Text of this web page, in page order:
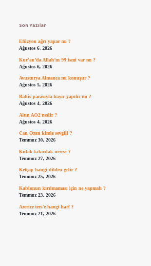
Son Yazılar
Efüzyon ağrı yapar mı ?
Ağustos 6, 2026
Kur’an’da Allah’ın 99 ismi var mı ?
Ağustos 6, 2026
Avusturya Almanca mı konuşur ?
Ağustos 5, 2026
Bahis parasıyla hayır yapılır mı ?
Ağustos 4, 2026
Altın AO2 nedir ?
Ağustos 4, 2026
Can Ozan kimle sevgili ?
Temmuz 30, 2026
Kulak kıkırdak neresi ?
Temmuz 27, 2026
Ketçap hangi dilden gelir ?
Temmuz 25, 2026
Kablonun kırılmaması için ne yapmalı ?
Temmuz 23, 2026
Azerice ters’e hangi harf ?
Temmuz 21, 2026